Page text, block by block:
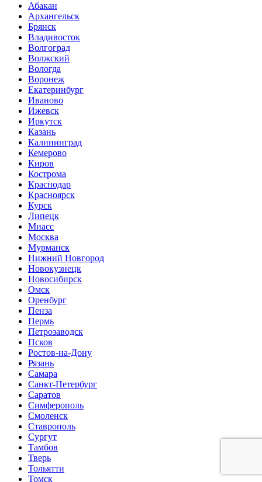
Абакан
Архангельск
Брянск
Владивосток
Волгоград
Волжский
Вологда
Воронеж
Екатеринбург
Иваново
Ижевск
Иркутск
Казань
Калининград
Кемерово
Киров
Кострома
Краснодар
Красноярск
Курск
Липецк
Миасс
Москва
Мурманск
Нижний Новгород
Новокузнецк
Новосибирск
Омск
Оренбург
Пенза
Пермь
Петрозаводск
Псков
Ростов-на-Дону
Рязань
Самара
Санкт-Петербург
Саратов
Симферополь
Смоленск
Ставрополь
Сургут
Тамбов
Тверь
Тольятти
Томск